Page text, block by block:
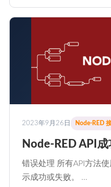
2023年9月26日 Node-RED
Node-RED API
错误处理 所有API方法
示成功或失败。 …